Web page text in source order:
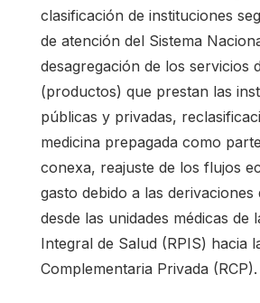
clasificación de instituciones
de atención del Sistema
desagregación de los servicios
(productos) que prestan las
públicas y privadas,
medicina prepagada como
conexa, reajuste de los flujos
gasto debido a las derivaciones
desde las unidades médicas de
Integral de Salud (RPIS) hacia
Complementaria Privada (RCP).